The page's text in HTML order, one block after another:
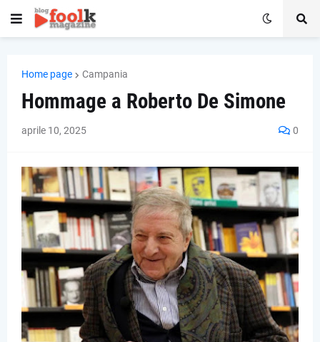
Home page Campania
Hommage a Roberto De Simone
aprile 10, 2025 0